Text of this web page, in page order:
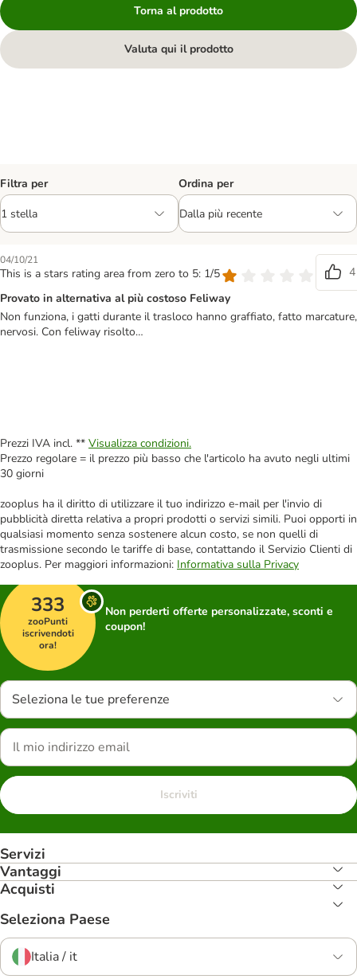
Torna al prodotto
Valuta qui il prodotto
Filtra per Ordina per
04/10/21
This is a stars rating area from zero to 5: 1/5
4
Provato in alternativa al più costoso Feliway
Non funziona, i gatti durante il trasloco hanno graffiato, fatto marcature,
nervosi. Con feliway risolto…
Prezzi IVA incl. ** Visualizza condizioni.
Prezzo regolare = il prezzo più basso che l'articolo ha avuto negli ultimi
30 giorni
zooplus ha il diritto di utilizzare il tuo indirizzo e-mail per l'invio di
pubblicità diretta relativa a propri prodotti o servizi simili. Puoi opporti in
qualsiasi momento senza sostenere alcun costo, se non quelli di
trasmissione secondo le tariffe di base, contattando il Servizio Clienti di
zooplus. Per maggiori informazioni: Informativa sulla Privacy
333
zooPunti
iscrivendoti
ora!
Non perderti offerte personalizzate, sconti e
coupon!
Seleziona le tue preferenze
Iscriviti
Servizi
Vantaggi
Acquisti
Seleziona Paese
Italia / it